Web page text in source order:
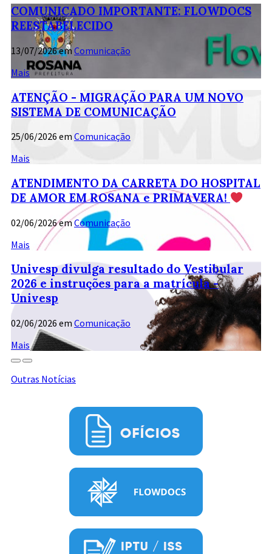
COMUNICADO IMPORTANTE: FLOWDOCS
REESTABELECIDO
13/07/2026em Comunicação
Mais
ATENÇÃO - MIGRAÇÃO PARA UM NOVO
SISTEMA DE COMUNICAÇÃO
25/06/2026 em Comunicação
Mais
ATENDIMENTO DA CARRETA DO HOSPITAL
DE AMOR EM ROSANA e PRIMAVERA!
02/06/2026emComunicação
Mais
Univesp divulga resultado do Vestibular
2026 e instruções para a matrícula -
Univesp
02/06/2026 em Comunicação
Mais
Outras Notícias